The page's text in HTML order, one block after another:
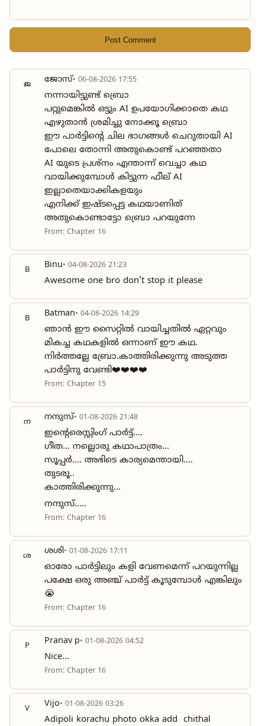
Post Comment
ജ ജോസ്• 06-08-2026 17:55
നന്നായിട്ടുണ്ട് ബ്രൊ
പറ്റുമെങ്കിൽ ഒട്ടും AI ഉപയോഗിക്കാതെ കഥ
എഴുതാൻ ശ്രമിച്ചു നോക്കൂ ബ്രൊ
ഈ പാർട്ടിന്റെ ചില ഭാഗങ്ങൾ ചെറുതായി AI
പോലെ തോന്നി അതുകൊണ്ട് പറഞ്ഞതാ
AI യുടെ പ്രശ്നം എന്താന്ന് വെച്ചാ കഥ
വായിക്കുമ്പോൾ കിട്ടുന്ന ഫീല് AI
ഇല്ലാതെയാക്കികളയും
എനിക്ക് ഇഷ്ടപ്പെട്ട കഥയാണിത്
അതുകൊണ്ടാട്ടോ ബ്രൊ പറയുന്നേ
From: Chapter 16
B Binu• 04-08-2026 21:23
Awesome one bro don't stop it please
B Batman• 04-08-2026 14:29
ഞാൻ ഈ സൈറ്റിൽ വായിച്ചതിൽ ഏറ്റവും
മികച്ച കഥകളിൽ ഒന്നാണ് ഈ കഥ.
നിർത്തല്ലേ ബ്രോ.കാത്തിരിക്കുന്നു അടുത്ത
പാർട്ടിനു വേണ്ടി❤️❤️❤️❤️
From: Chapter 15
ന നന്ദുസ്• 01-08-2026 21:48
ഇന്റെരെസ്റ്റിംഗ് പാർട്ട്‌....
ഗീത... നല്ലൊരു കഥാപാത്രം...
സൂപ്പർ.... അഭിടെ കാര്യമെന്തായി....
തുടരൂ..
കാത്തിരിക്കുന്നു...
നന്ദുസ്.....
From: Chapter 16
ശ ശശി• 01-08-2026 17:11
ഓരോ പാർട്ടിലും കളി വേണമെന്ന് പറയുന്നില്ല
പക്ഷേ ഒരു അഞ്ച് പാർട്ട് കൂടുമ്പോൾ എങ്കിലും
😭
From: Chapter 16
P Pranav p• 01-08-2026 04:52
Nice...
From: Chapter 16
V Vijo• 01-08-2026 03:26
Adipoli korachu photo okka add chithal